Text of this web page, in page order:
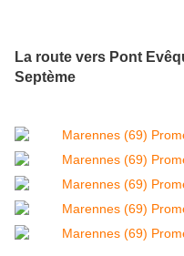
La route vers Pont
Septème